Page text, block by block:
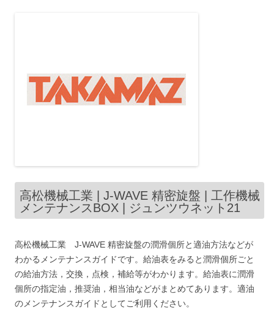
高松機械工業 | J-WAVE 精密旋盤 | 工作機械
メンテナンスBOX | ジュンツウネット21
高松機械工業 J-WAVE 精密旋盤の潤滑個所と適油方法などが
わかるメンテナンスガイドです。給油表をみると潤滑個所ごと
の給油方法，交換，点検，補給等がわかります。給油表に潤滑
個所の指定油，推奨油，相当油などがまとめてあります。適油
のメンテナンスガイドとしてご利用ください。